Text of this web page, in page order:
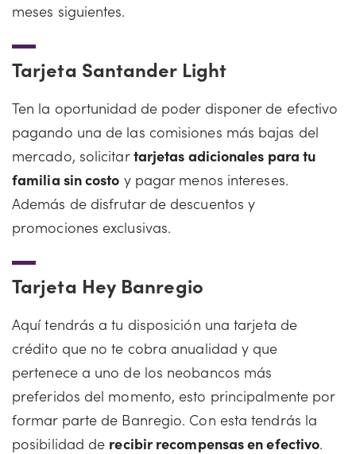
meses siguientes.
Tarjeta Santander Light
Ten la oportunidad de poder disponer de efectivo
pagando una de las comisiones más bajas del
mercado, solicitartarjetas adicionales para tu
familia sin costo y pagar menos intereses.
Además de disfrutar de descuentos y
promociones exclusivas.
Tarjeta Hey Banregio
Aquí tendrás a tu disposición una tarjeta de
crédito que no te cobra anualidad y que
pertenece a uno de los neobancos más
preferidos del momento, esto principalmente por
formar parte de Banregio. Con esta tendrás la
posibilidad de recibir recompensas en efectivo.